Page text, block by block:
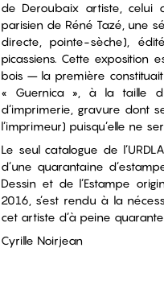
de Deroubaix artiste, celui
parisien de Réné Tazé, une
directe, pointe-sèche),
picassiens. Cette exposition
bois – la première
« Guernica », à la taille
d’imprimerie, gravure dont
l’imprimeur) puisqu’elle ne
Le seul catalogue de
d’une quarantaine
Dessin et de l’Estampe
2016, s’est rendu à la
cet artiste d’à peine
Cyrille Noirjean